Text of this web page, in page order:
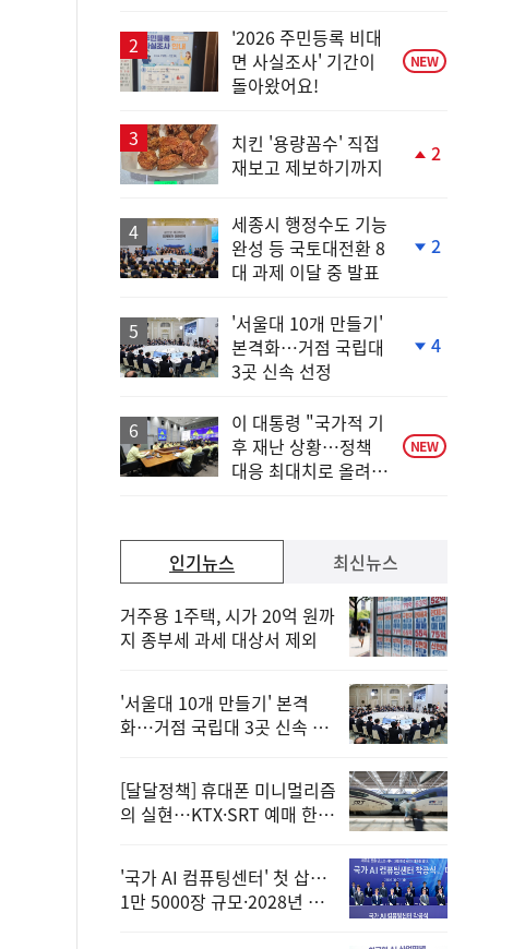
'2026 주민등록 비대
면 사실조사' 기간이
돌아왔어요!
NEW
치킨 '용량꼼수' 직접
재보고 제보하기까지
2
세종시 행정수도 기능
완성 등 국토대전환 8
대 과제 이달 중 발표
2
'서울대 10개 만들기'
본격화…거점 국립대
3곳 신속 선정
4
이 대통령 "국가적 기
후 재난 상황…정책
대응 최대치로 올려
NEW
인기뉴스
거주용 1주택, 시가 20억 원까
지 종부세 과세 대상서 제외
'서울대 10개 만들기' 본격
화…거점 국립대 3곳 신속 선
[달달정책] 휴대폰 미니멀리즘
의 실현…KTX·SRT 예매 한
'국가 AI 컴퓨팅센터' 첫 삽…
1만 5000장 규모·2028년 완
최신뉴스